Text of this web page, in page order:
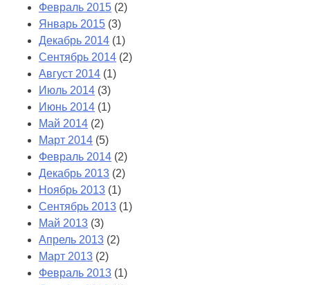
Февраль 2015 (2)
Январь 2015 (3)
Декабрь 2014 (1)
Сентябрь 2014 (2)
Август 2014 (1)
Июль 2014 (3)
Июнь 2014 (1)
Май 2014 (2)
Март 2014 (5)
Февраль 2014 (2)
Декабрь 2013 (2)
Ноябрь 2013 (1)
Сентябрь 2013 (1)
Май 2013 (3)
Апрель 2013 (2)
Март 2013 (2)
Февраль 2013 (1)